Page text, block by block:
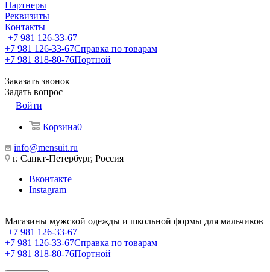
Партнеры
Реквизиты
Контакты
+7 981 126-33-67
+7 981 126-33-67Справка по товарам
+7 981 818-80-76Портной
Заказать звонок
Задать вопрос
Войти
Корзина0
info@mensuit.ru
г. Санкт-Петербург, Россия
Вконтакте
Instagram
Магазины мужской одежды и школьной формы для мальчиков
+7 981 126-33-67
+7 981 126-33-67Справка по товарам
+7 981 818-80-76Портной